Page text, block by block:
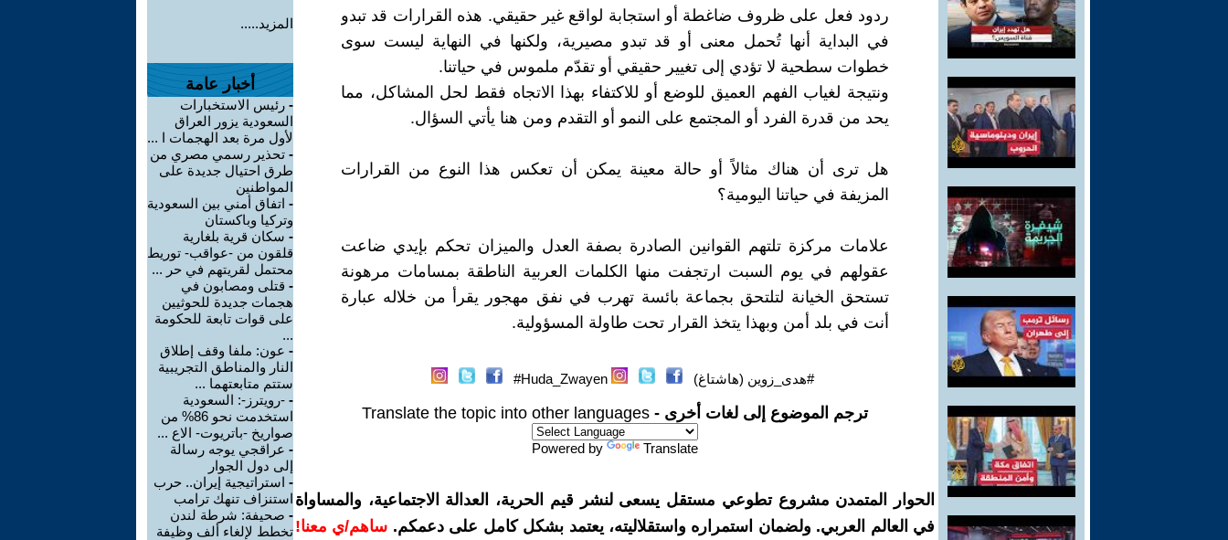
ردود فعل على ظروف ضاغطة أو استجابة لواقع غير حقيقي. هذه القرارات قد تبدو
في البداية أنها تُحمل معنى أو قد تبدو مصيرية، ولكنها في النهاية ليست سوى
خطوات سطحية لا تؤدي إلى تغيير حقيقي أو تقدّم ملموس في حياتنا.
ونتيجة لغياب الفهم العميق للوضع أو للاكتفاء بهذا الاتجاه فقط لحل المشاكل، مما
يحد من قدرة الفرد أو المجتمع على النمو أو التقدم ومن هنا يأتي السؤال.
هل ترى أن هناك مثالاً أو حالة معينة يمكن أن تعكس هذا النوع من القرارات
المزيفة في حياتنا اليومية؟
علامات مركزة تلتهم القوانين الصادرة بصفة العدل والميزان تحكم بإيدي ضاعت
عقولهم في يوم السبت ارتجفت منها الكلمات العربية الناطقة بمسامات مرهونة
تستحق الخيانة لتلتحق بجماعة بائسة تهرب في نفق مهجور يقرأ من خلاله عبارة
أنت في بلد أمن وبهذا يتخذ القرار تحت طاولة المسؤولية.
#هدى_زوين (هاشتاغ) Huda_Zwayen#
ترجم الموضوع إلى لغات أخرى - Translate the topic into other languages
Powered by Translate
الحوار المتمدن مشروع تطوعي مستقل يسعى لنشر قيم الحرية، العدالة الاجتماعية، والمساواة
في العالم العربي. ولضمان استمراره واستقلاليته، يعتمد بشكل كامل على دعمكم. ساهم/ي معنا!
المزيد.....
أخبار عامة
- رئيس الاستخبارات
السعودية يزور العراق
لأول مرة بعد الهجمات ا ...
- تحذير رسمي مصري من
طرق احتيال جديدة على
المواطنين
- اتفاق أمني بين السعودية
وتركيا وباكستان
- سكان قرية بلغارية
قلقون من -عواقب- توريط
محتمل لقريتهم في حر ...
- قتلى ومصابون في
هجمات جديدة للحوثيين
على قوات تابعة للحكومة
...
- عون: ملفا وقف إطلاق
النار والمناطق التجريبية
ستتم متابعتهما ...
- -رويترز-: السعودية
استخدمت نحو 86% من
صواريخ -باتريوت- الاع ...
- عراقجي يوجه رسالة
إلى دول الجوار
- استراتيجية إيران.. حرب
استنزاف تنهك ترامب
- صحيفة: شرطة لندن
تخطط لإلغاء ألف وظيفة